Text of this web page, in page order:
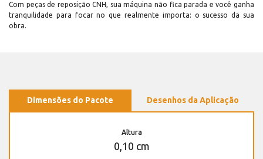
Com peças de reposição CNH, sua máquina não fica parada e você ganha
tranquilidade para focar no que realmente importa: o sucesso da sua
obra.
Dimensões do Pacote Desenhos da Aplicação
Altura
0,10 cm